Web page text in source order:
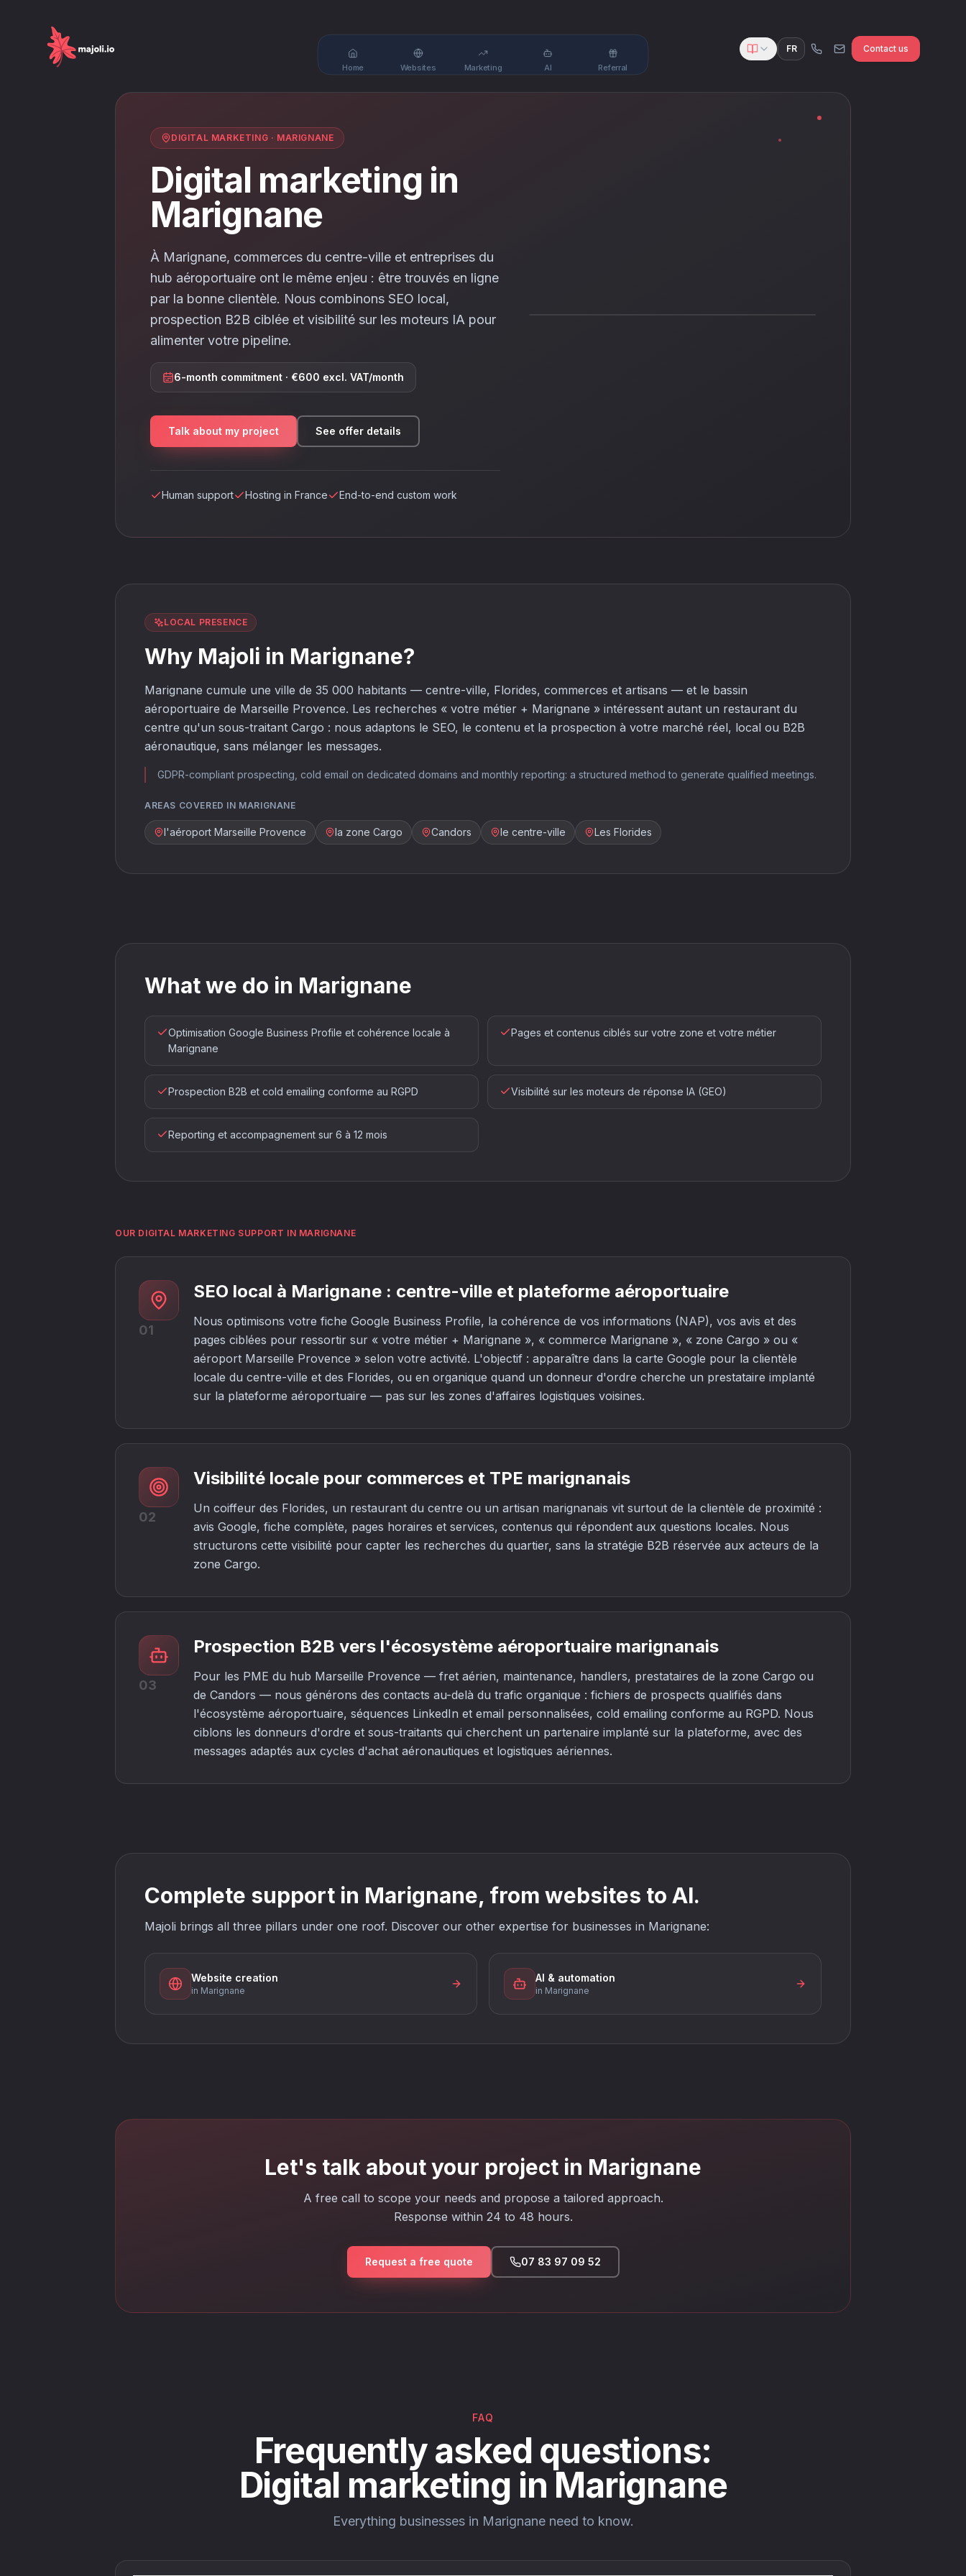
Home Websites Marketing AI Referral
FR Contact us
DIGITAL MARKETING · MARIGNANE
Digital marketing in
Marignane
À Marignane, commerces du centre-ville et entreprises du
hub aéroportuaire ont le même enjeu : être trouvés en ligne
par la bonne clientèle. Nous combinons SEO local,
prospection B2B ciblée et visibilité sur les moteurs IA pour
alimenter votre pipeline.
6-month commitment · €600 excl. VAT/month
Talk about my project See offer details
Human support Hosting in France End-to-end custom work
LOCAL PRESENCE
Why Majoli in Marignane?
Marignane cumule une ville de 35 000 habitants — centre-ville, Florides, commerces et artisans — et le bassin
aéroportuaire de Marseille Provence. Les recherches « votre métier + Marignane » intéressent autant un restaurant du
centre qu'un sous-traitant Cargo : nous adaptons le SEO, le contenu et la prospection à votre marché réel, local ou B2B
aéronautique, sans mélanger les messages.
GDPR-compliant prospecting, cold email on dedicated domains and monthly reporting: a structured method to generate qualified meetings.
AREAS COVERED IN MARIGNANE
l'aéroport Marseille Provence la zone Cargo Candors le centre-ville Les Florides
What we do in Marignane
Optimisation Google Business Profile et cohérence locale à
Marignane
Pages et contenus ciblés sur votre zone et votre métier
Prospection B2B et cold emailing conforme au RGPD Visibilité sur les moteurs de réponse IA (GEO)
Reporting et accompagnement sur 6 à 12 mois
OUR DIGITAL MARKETING SUPPORT IN MARIGNANE
01
SEO local à Marignane : centre-ville et plateforme aéroportuaire
Nous optimisons votre fiche Google Business Profile, la cohérence de vos informations (NAP), vos avis et des
pages ciblées pour ressortir sur « votre métier + Marignane », « commerce Marignane », « zone Cargo » ou «
aéroport Marseille Provence » selon votre activité. L'objectif : apparaître dans la carte Google pour la clientèle
locale du centre-ville et des Florides, ou en organique quand un donneur d'ordre cherche un prestataire implanté
sur la plateforme aéroportuaire — pas sur les zones d'affaires logistiques voisines.
02
Visibilité locale pour commerces et TPE marignanais
Un coiffeur des Florides, un restaurant du centre ou un artisan marignanais vit surtout de la clientèle de proximité :
avis Google, fiche complète, pages horaires et services, contenus qui répondent aux questions locales. Nous
structurons cette visibilité pour capter les recherches du quartier, sans la stratégie B2B réservée aux acteurs de la
zone Cargo.
03
Prospection B2B vers l'écosystème aéroportuaire marignanais
Pour les PME du hub Marseille Provence — fret aérien, maintenance, handlers, prestataires de la zone Cargo ou
de Candors — nous générons des contacts au-delà du trafic organique : fichiers de prospects qualifiés dans
l'écosystème aéroportuaire, séquences LinkedIn et email personnalisées, cold emailing conforme au RGPD. Nous
ciblons les donneurs d'ordre et sous-traitants qui cherchent un partenaire implanté sur la plateforme, avec des
messages adaptés aux cycles d'achat aéronautiques et logistiques aériennes.
Complete support in Marignane, from websites to AI.
Majoli brings all three pillars under one roof. Discover our other expertise for businesses in Marignane:
Website creation
in Marignane
AI & automation
in Marignane
Let's talk about your project in Marignane
A free call to scope your needs and propose a tailored approach.
Response within 24 to 48 hours.
Request a free quote 07 83 97 09 52
FAQ
Frequently asked questions:
Digital marketing in Marignane
Everything businesses in Marignane need to know.